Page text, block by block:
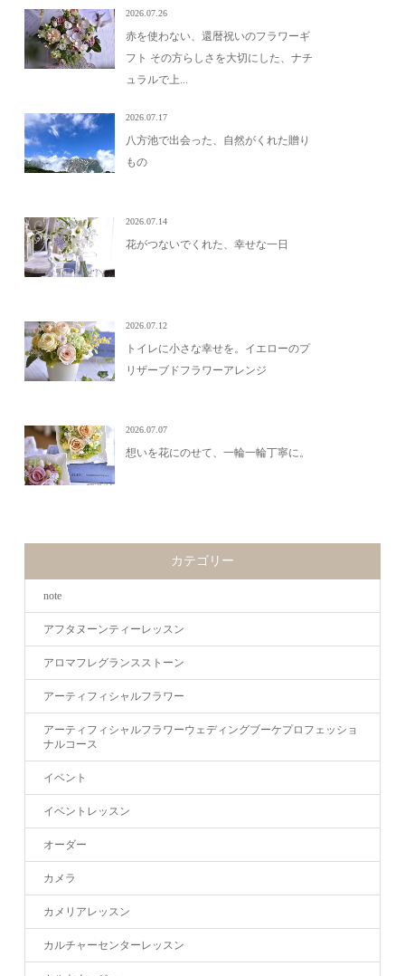
2026.07.26
赤を使わない、還暦祝いのフラワーギ
フト その方らしさを大切にした、ナチ
ュラルで上...
2026.07.17
八方池で出会った、自然がくれた贈り
もの
2026.07.14
花がつないでくれた、幸せな一日
2026.07.12
トイレに小さな幸せを。イエローのプ
リザーブドフラワーアレンジ
2026.07.07
想いを花にのせて、一輪一輪丁寧に。
カテゴリー
note
アフタヌーンティーレッスン
アロマフレグランスストーン
アーティフィシャルフラワー
アーティフィシャルフラワーウェディングブーケプロフェッショ
ナルコース
イベント
イベントレッスン
オーダー
カメラ
カメリアレッスン
カルチャーセンターレッスン